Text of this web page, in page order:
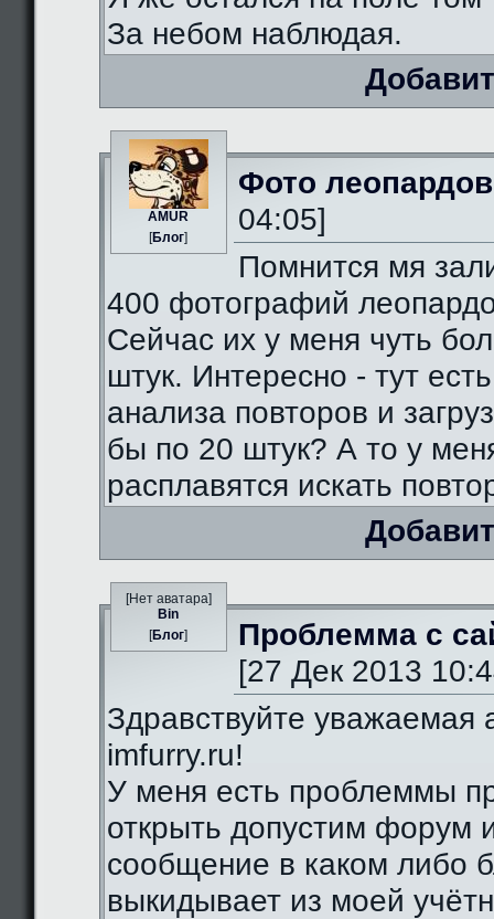
За небом наблюдая.
AMUR
[Блог]
Фото леопардов
04:05]
Помнится мя
400 фотографий
Сейчас их у меня чуть
штук. Интересно - тут
анализа повторов и
бы по 20 штук? А то у
расплавятся искать
[Нет аватара]
Bin
[Блог]
Проблемма с
[27 Дек 2013
Здравствуйте уважаемая
imfurry.ru!
У меня есть проблеммы
открыть допустим форум
сообщение в каком либо
выкидывает из моей